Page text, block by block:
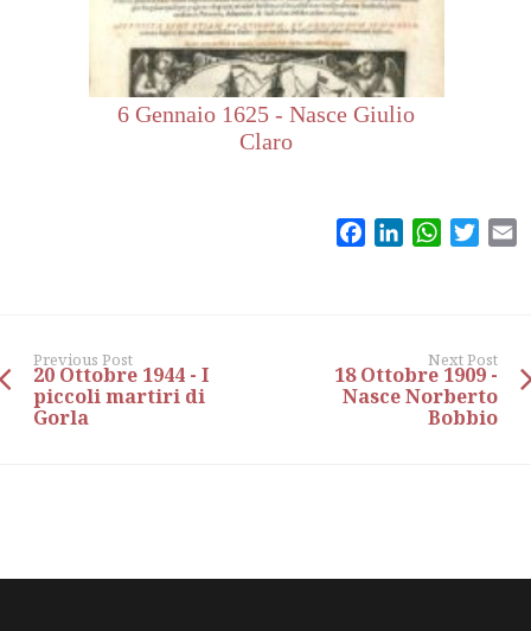
6 Gennaio 1625 - Nasce Giulio
Claro
FacebookLinkedIn
Previous Post
20 Ottobre 1944 - I
piccoli martiri di
Gorla
Next Post
18 Ottobre 1909 -
Nasce Norberto
Bobbio